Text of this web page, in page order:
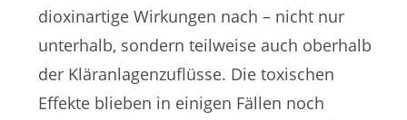
dioxinartige Wirkungen nach – nicht nur
unterhalb, sondern teilweise auch oberhalb
der Kläranlagenzuflüsse. Die toxischen
Effekte blieben in einigen Fällen noch